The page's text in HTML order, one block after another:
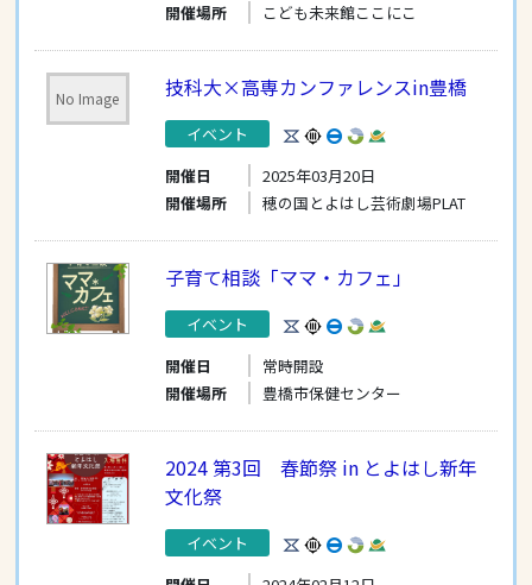
開催場所
こども未来館ここにこ
No Image 技科大×高専カンファレンスin豊橋
イベント
開催日
2025年03月20日
開催場所
穂の国とよはし芸術劇場PLAT
子育て相談「ママ・カフェ」
イベント
開催日
常時開設
開催場所
豊橋市保健センター
2024 第3回 春節祭 in とよはし新年
文化祭
イベント